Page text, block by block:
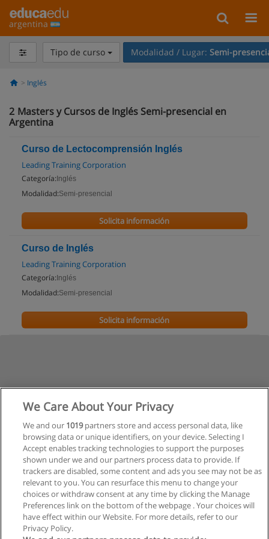
argentina
Tipo de curso Modalidad / Lugar: Semi-
Inglés
2 Masters y Cursos de Inglés Semi-presencial en
Argentina
Curso de Lectocomprensión Inglés
Leading Training Corporation
Categoría: Inglés
Modalidad:Semi-presencial
Solicita información
Curso de Inglés
Leading Training Corporation
Categoría: Inglés
Modalidad:Semi-presencial
Solicita información
We Care About Your Privacy
We and our 1019partners store and access personal data, like
browsing data or unique identifiers, on your device. Selecting I
Accept enables tracking technologies to support the purposes
shown under we and our partners process data to provide. If
trackers are disabled, some content and ads you see may not be as
relevant to you. You can resurface this menu to change your
choices or withdraw consent at any time by clicking the Manage
Preferences link on the bottom of the webpage . Your choices will
have effect within our Website. For more details, refer to our
Privacy Policy.